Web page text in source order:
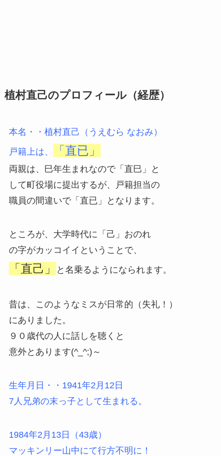
植村直己のプロフィール（経歴）
本名・・植村直己（うえむら なおみ）
戸籍上は、
「直已 」
両親は、巳年生まれなので「直巳」と
して町役場に提出するが、戸籍担当の
職員の間違いで「直已」となります。
ところが、大学時代に「己」おのれ
の字がカッコイイということで、
「直己」 と名乗るようになられます。
昔は、このようなミスが日常的（失礼！）
にありました。
９０歳代の人に話しを聴くと
意外とあります(^_^;)～
生年月日・・1941年2月12日
7人兄弟の末っ子として生まれる。
1984年2月13日（43歳）
マッキンリー山中にて行方不明に！